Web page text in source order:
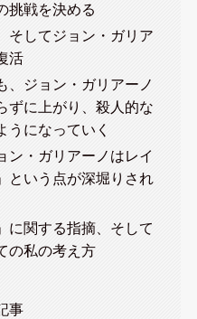
挑戦を決める
そしてジョン・ガリア
活
、ジョン・ガリアーノ
ずに上がり、殺人的な
うになっていく
ン・ガリアーノはレイ
という点が深堀りされ
に関する指摘、そして
の私の考え方
事